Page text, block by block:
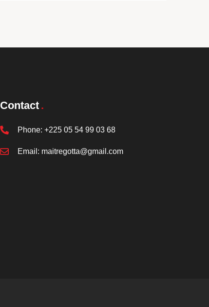
Contact
Phone: +225 05 54 99 03 68
Email: maitregotta@gmail.com